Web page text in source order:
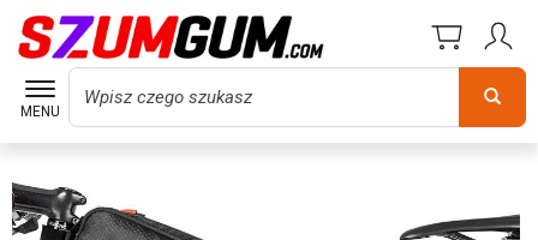
MENU
Wyszukaj